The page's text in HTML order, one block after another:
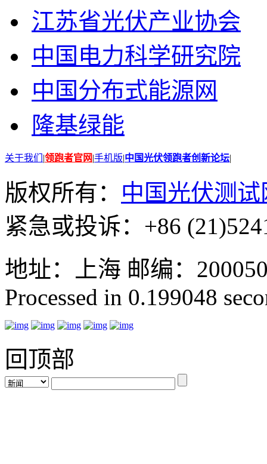
江苏省光伏产业协会
中国电力科学研究院
中国分布式能源网
隆基绿能
关于我们 |领跑者官网|手机版|中国光伏领跑者创新论坛|
版权所有： 中国光伏测试
紧急或投诉：+86
地址：上海 邮编：
Processed in 0.199048
回顶部